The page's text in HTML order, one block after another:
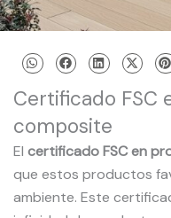
Certificado FSC
composite
El certificado FSC en
que estos productos
ambiente. Este